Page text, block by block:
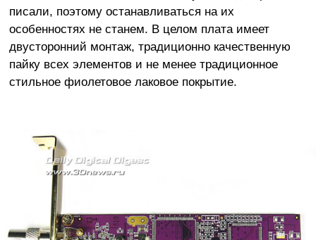
писали, поэтому останавливаться на их
особенностях не станем. В целом плата имеет
двусторонний монтаж, традиционно качественную
пайку всех элементов и не менее традиционное
стильное фиолетовое лаковое покрытие.